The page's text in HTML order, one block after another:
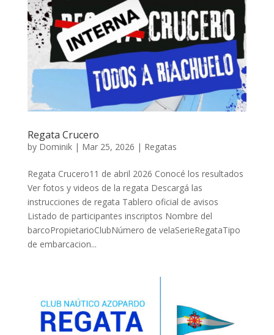
Regata Crucero
by Dominik| Mar 25, 2026 | Regatas
Regata Crucero11 de abril 2026 Conocé los resultados
Ver fotos y videos de la regata Descargá las
instrucciones de regata Tablero oficial de avisos
Listado de participantes inscriptos Nombre del
barcoPropietarioClubNúmero de velaSerieRegataTipo
de embarcacion...